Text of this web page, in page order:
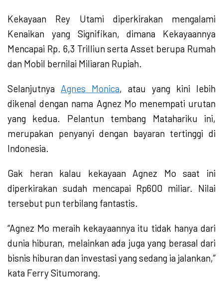
Kekayaan Rey Utami diperkirakan mengalami
Kenaikan yang Signifikan, dimana Kekayaannya
Mencapai Rp. 6,3 Trilliun serta Asset berupa Rumah
dan Mobil bernilai Miliaran Rupiah.
Selanjutnya Agnes Monica, atau yang kini lebih
dikenal dengan nama Agnez Mo menempati urutan
yang kedua. Pelantun tembang Matahariku ini,
merupakan penyanyi dengan bayaran tertinggi di
Indonesia.
Gak heran kalau kekayaan Agnez Mo saat ini
diperkirakan sudah mencapai Rp600 miliar. Nilai
tersebut pun terbilang fantastis.
“Agnez Mo meraih kekayaannya itu tidak hanya dari
dunia hiburan, melainkan ada juga yang berasal dari
bisnis hiburan dan investasi yang sedang ia jalankan,”
kata Ferry Situmorang.